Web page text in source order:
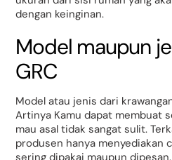
dengan keinginan.
Model maupun
GRC
Model atau jenis dari
Artinya Kamu dapat membuat
mau asal tidak sangat sulit.
produsen hanya menyediakan